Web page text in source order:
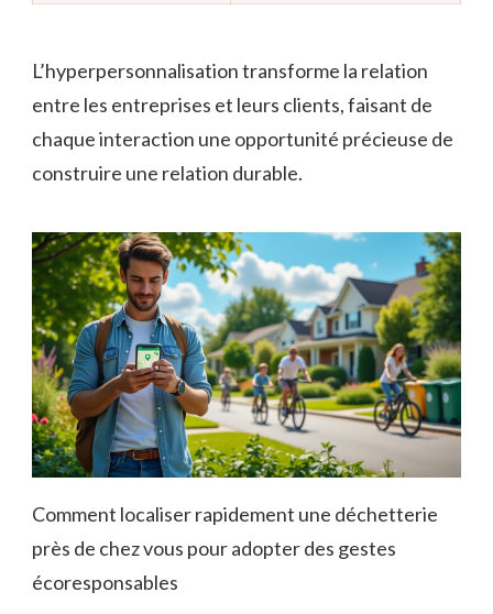
L’hyperpersonnalisation transforme la relation
entre les entreprises et leurs clients, faisant de
chaque interaction une opportunité précieuse de
construire une relation durable.
Comment localiser rapidement une déchetterie
près de chez vous pour adopter des gestes
écoresponsables